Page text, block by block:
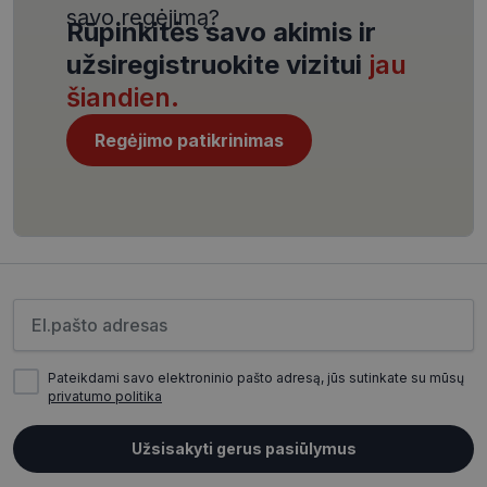
savo regėjimą?
Rūpinkitės savo akimis ir
užsiregistruokite vizitui jau
šiandien.
Regėjimo patikrinimas
Pateikdami savo elektroninio pašto adresą, jūs sutinkate su mūsų
privatumo politika
Užsisakyti gerus pasiūlymus
CookieScriptConsent
CookieScript
www.visionexpress.lt
_tt_enable_cookie
4 savaitės